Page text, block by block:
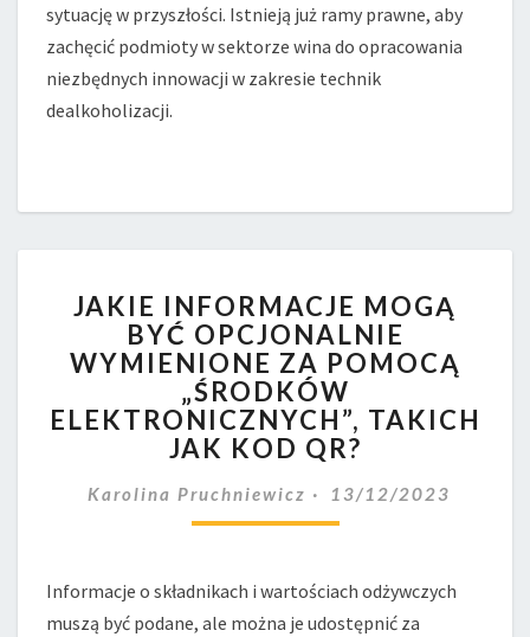
sytuację w przyszłości. Istnieją już ramy prawne, aby
zachęcić podmioty w sektorze wina do opracowania
niezbędnych innowacji w zakresie technik
dealkoholizacji.
INFORMACJE
MOGĄ
BYĆ
OPCJONALNIE
WYMIENIONE
ZA
POMOCĄ
„ŚRODKÓW
ELEKTRONICZNYCH”,
KOD
QR?
JAKIE INFORMACJE MOGĄ
BYĆ OPCJONALNIE
WYMIENIONE ZA POMOCĄ
„ŚRODKÓW
ELEKTRONICZNYCH”, TAKICH
JAK KOD QR?
Karolina Pruchniewicz 13/12/2023
Informacje o składnikach i wartościach odżywczych
muszą być podane, ale można je udostępnić za